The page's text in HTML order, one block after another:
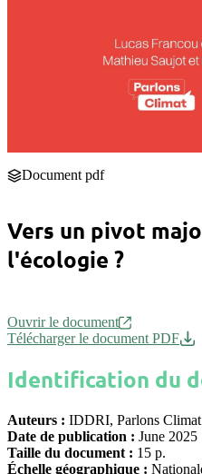
Document pdf
Vers un pivot
l'écologie ?
Ouvrir le document
Télécharger le document PDF
Identification du
Auteurs : IDDRI, Parlons Climat
Date de publication : June 2025
Taille du document : 15 p.
Échelle géographique :